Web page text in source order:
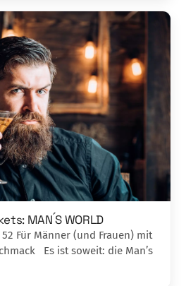
MAN ́S WORLD
52 Für Männer (und Frauen) mit
Es ist soweit: die Man’s